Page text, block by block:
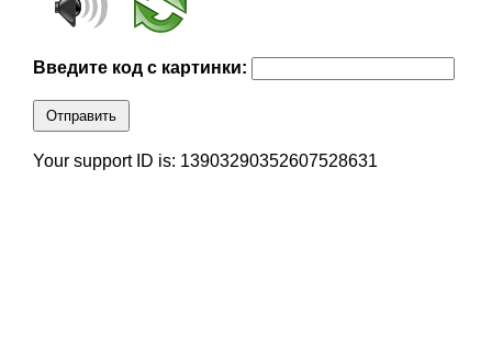
Введите код с картинки:
Отправить
Your support ID is: 13903290352607528631